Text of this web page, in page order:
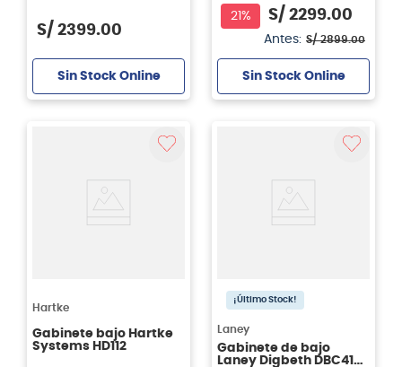
S/ 2399.00
Sin Stock Online
21% S/ 2299.00
Antes: S/ 2899.00
Sin Stock Online
Hartke
Gabinete bajo Hartke
Systems HD112
¡Último Stock!
Laney
Gabinete de bajo
Laney Digbeth DBC410-